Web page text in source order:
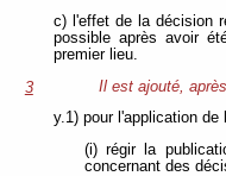
c) l'effet de la décision
possible après avoir
premier lieu.
3
Il est ajouté,
y.1) pour l'application de
(i) régir la
concernant des